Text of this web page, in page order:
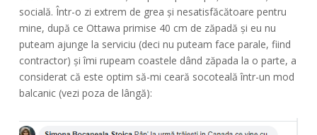
socială. Într-o zi extrem de grea și nesatisfăcătoare pentru
mine, după ce Ottawa primise 40 cm de zăpadă și eu nu
puteam ajunge la serviciu (deci nu puteam face parale, fiind
contractor) și îmi rupeam coastele dând zăpada la o parte, a
considerat că este optim să-mi ceară socoteală într-un mod
balcanic (vezi poza de lângă):